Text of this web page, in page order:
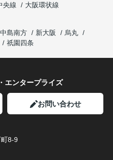
央線
大阪環状線
島南方 新大阪
烏丸
祇園四条
エンタープライズ
お問い合わせ
8-9